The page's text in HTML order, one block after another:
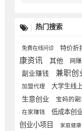
热门搜索
免费在线问诊 特价折
康资讯
其他 网
副业赚钱
兼职创
加盟代理 大学生线
生意创业 宝妈的副
在家赚钱 低成本创
创业小项目
家庭健